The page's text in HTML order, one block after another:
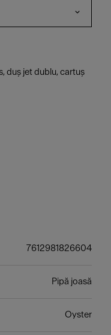
duș jet dublu, cartuș
7612981826604
Pipă joasă
Oyster